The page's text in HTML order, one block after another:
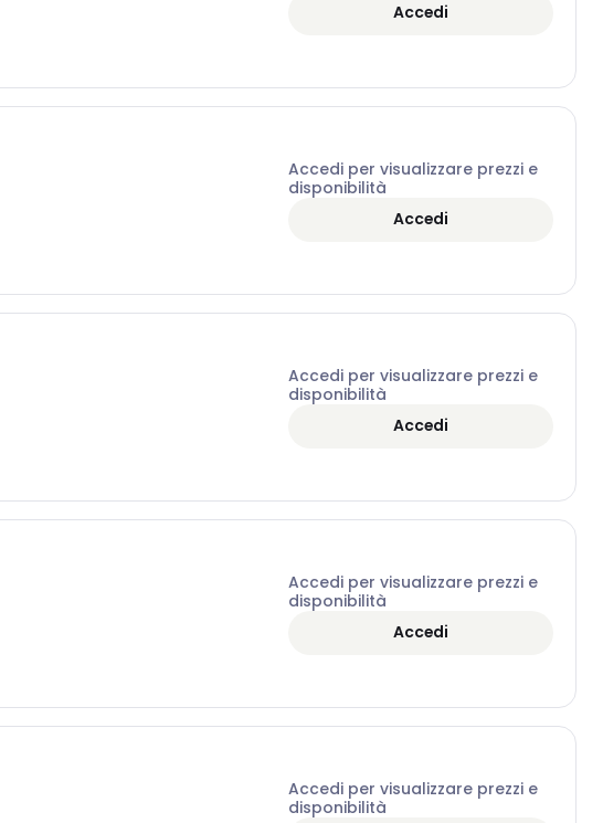
Accedi
Accedi per visualizzare prezzi e
disponibilità
Accedi
Accedi per visualizzare prezzi e
disponibilità
Accedi
Accedi per visualizzare prezzi e
disponibilità
Accedi
Accedi per visualizzare prezzi e
disponibilità